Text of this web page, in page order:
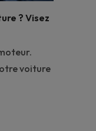
? Visez
voiture